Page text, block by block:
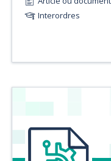
Interordres